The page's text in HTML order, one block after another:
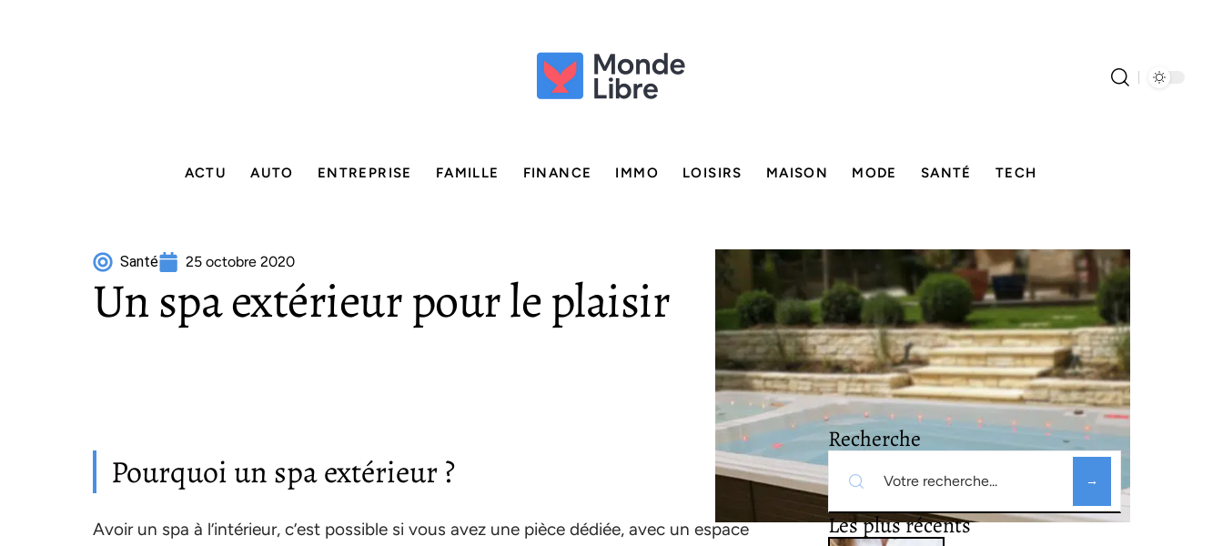
ACTU AUTO ENTREPRISE FAMILLE FINANCE IMMO LOISIRS MAISON MODE SANTÉ TECH
Santé 25 octobre 2020
Un spa extérieur pour le plaisir
Pourquoi un spa extérieur ?
Avoir un spa à l’intérieur, c’est possible si vous avez une pièce dédiée, avec un espace
Recherche
Les plus récents